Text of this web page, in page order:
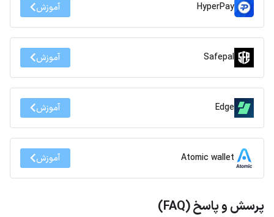
HyperPay آموزش
Safepal آموزش
Edge آموزش
Atomic wallet آموزش
پرسش و پاسخ (FAQ)